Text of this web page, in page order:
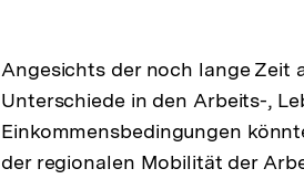
Angesichts der noch lange Zeit
Unterschiede in den Arbeits-,
Einkommensbedingungen
der regionalen Mobilität der